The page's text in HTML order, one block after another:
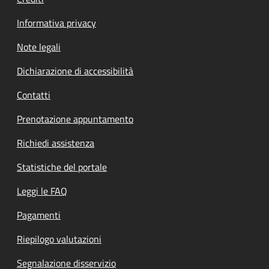
Informativa privacy
Note legali
Dichiarazione di accessibilità
Contatti
Prenotazione appuntamento
Richiedi assistenza
Statistiche del portale
Leggi le FAQ
Pagamenti
Riepilogo valutazioni
Segnalazione disservizio